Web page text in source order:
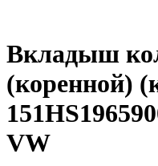
Вкладыш
(коренной)
VW